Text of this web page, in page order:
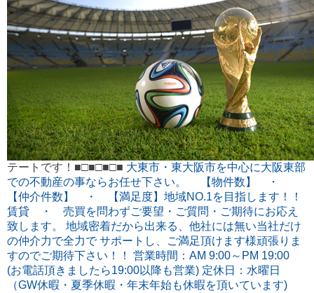
テートです！■□■□■□■ 大東市・東大阪市を中心に大阪東部
での不動産の事ならお任せ下さい。 【物件数】 ・
【仲介件数】 ・ 【満足度】地域NO.1を目指します！！
賃貸 ・ 売買を問わずご要望・ご質問・ご期待にお応え
致します。 地域密着だから出来る、他社には無い当社だけ
の仲介力で全力で サポートし、ご満足頂けます様頑張りま
すのでご期待下さい！！ 営業時間：AM 9:00～PM 19:00
(お電話頂きましたら19:00以降も営業) 定休日：水曜日
（GW休暇・夏季休暇・年末年始も休暇を頂いています)